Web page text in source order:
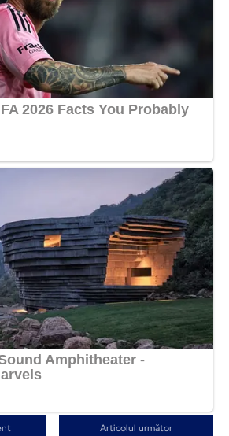
Articolul următor